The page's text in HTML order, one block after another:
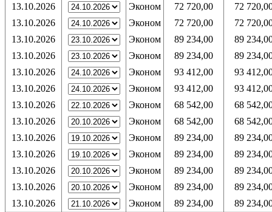
13.10.2026
Эконом 72 720,00
72
13.10.2026
Эконом 72 720,00
72
13.10.2026
Эконом 89 234,00
89
13.10.2026
Эконом 89 234,00
89
13.10.2026
Эконом 93 412,00
93
13.10.2026
Эконом 93 412,00
93
13.10.2026
Эконом 68 542,00
68
13.10.2026
Эконом 68 542,00
68
13.10.2026
Эконом 89 234,00
89
13.10.2026
Эконом 89 234,00
89
13.10.2026
Эконом 89 234,00
89
13.10.2026
Эконом 89 234,00
89
13.10.2026
Эконом 89 234,00 89